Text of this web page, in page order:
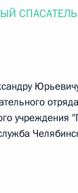
учреждения